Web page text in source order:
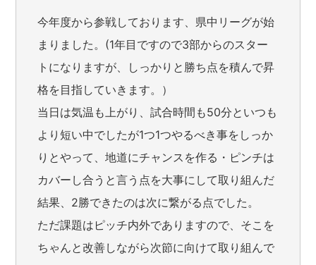
今年度から参戦しております、県中リーグが始
まりました。(1年目ですので3部からのスター
トになりますが、しっかりと勝ち点を積んで昇
格を目指していきます。）
当日は気温も上がり、試合時間も50分といつも
より短い中でしたが1つ1つやるべき事をしっか
りとやって、地道にチャンスを作る・ピンチは
カバーし合うと言う点を大事にして取り組んだ
結果、2勝できたのは次に繋がる点でした。
ただ課題はピッチ内外でありますので、そこを
ちゃんと改善しながら次節に向けて取り組んで